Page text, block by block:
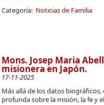
Categoría: Noticias de Familia
Mons. Josep Maria
misionera en Japón.
17-11-2025
Más allá de los datos
profunda sobre la misión, la fe y